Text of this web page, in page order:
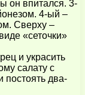
он впитался. 3-
4-ый –
Сверху –
«сеточки»
и украсить
салату с
постоять два-